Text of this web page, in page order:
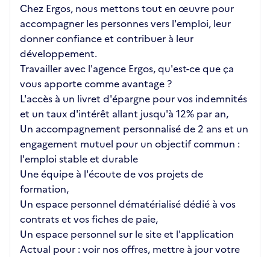
Chez Ergos, nous mettons tout en œuvre pour
accompagner les personnes vers l'emploi, leur
donner confiance et contribuer à leur
développement.
Travailler avec l'agence Ergos, qu'est-ce que ça
vous apporte comme avantage ?
L'accès à un livret d'épargne pour vos indemnités
et un taux d'intérêt allant jusqu'à 12% par an,
Un accompagnement personnalisé de 2 ans et un
engagement mutuel pour un objectif commun :
l'emploi stable et durable
Une équipe à l'écoute de vos projets de
formation,
Un espace personnel dématérialisé dédié à vos
contrats et vos fiches de paie,
Un espace personnel sur le site et l'application
Actual pour : voir nos offres, mettre à jour votre